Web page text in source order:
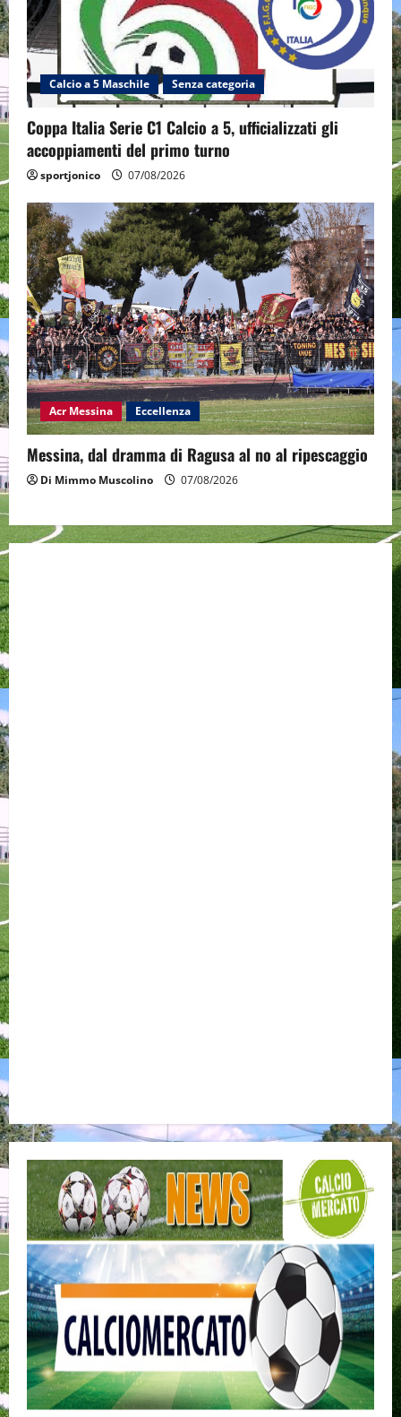
Calcio a 5 Maschile Senza categoria
Coppa Italia Serie C1 Calcio a 5, ufficializzati gli
accoppiamenti del primo turno
sportjonico 07/08/2026
Acr Messina Eccellenza
Messina, dal dramma di Ragusa al no al ripescaggio
Di Mimmo Muscolino 07/08/2026